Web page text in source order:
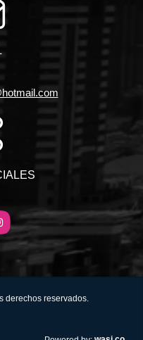
derechos reservados.